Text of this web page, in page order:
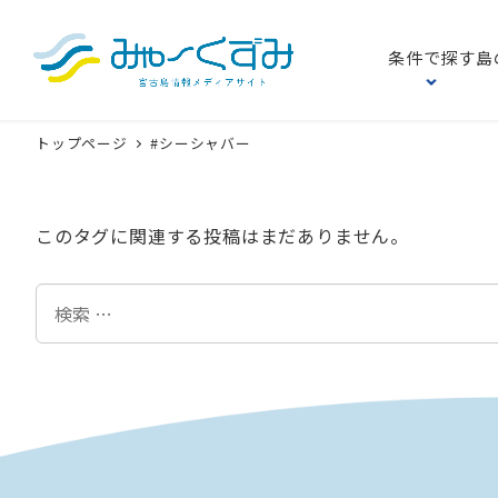
条件で探す
トップページ #シーシャバー
このタグに関連する投稿はまだありません。